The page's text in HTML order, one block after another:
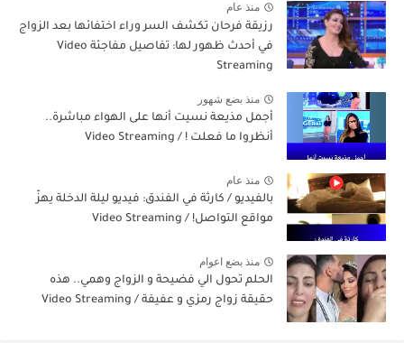
منذ عام
رزيقة فرحان تكشف السر وراء اختفائها بعد الزواج
في أحدث ظهور لها: تفاصيل مفاجئة Video
Streaming
منذ بضع شهور
أجمل مذيعة نسيت أنها على الهواء مباشرة..
أنظروا ما فعلت ! / Video Streaming
منذ عام
بالفيديو / كارثة في الفندق: فيديو ليلة الدخلة يهزّ
مواقع التواصل! / Video Streaming
منذ بضع اعوام
الحلم تحول الي فضيحة و الزواج وهمي.. هذه
حقيقة زواج رمزي و عفيفة / Video Streaming